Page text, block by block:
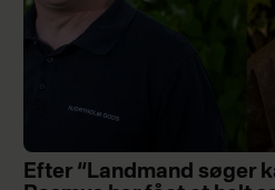
Efter “Landmand søger